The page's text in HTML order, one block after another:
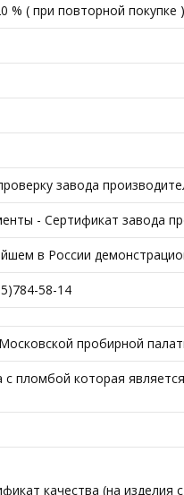
% ( при повторной
завода
- Сертификат завода
в России
58-14
пробирной
пломбой которая
качества (на изделия